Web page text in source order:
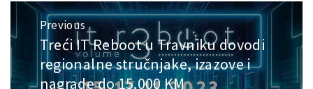
Post
navigation
Previous
Previous
post:
Treći IT Reboot u Travniku dovodi
regionalne stručnjake, izazove i
nagrade do 15.000 KM